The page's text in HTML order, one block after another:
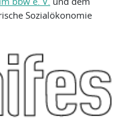
Sozialökonomie